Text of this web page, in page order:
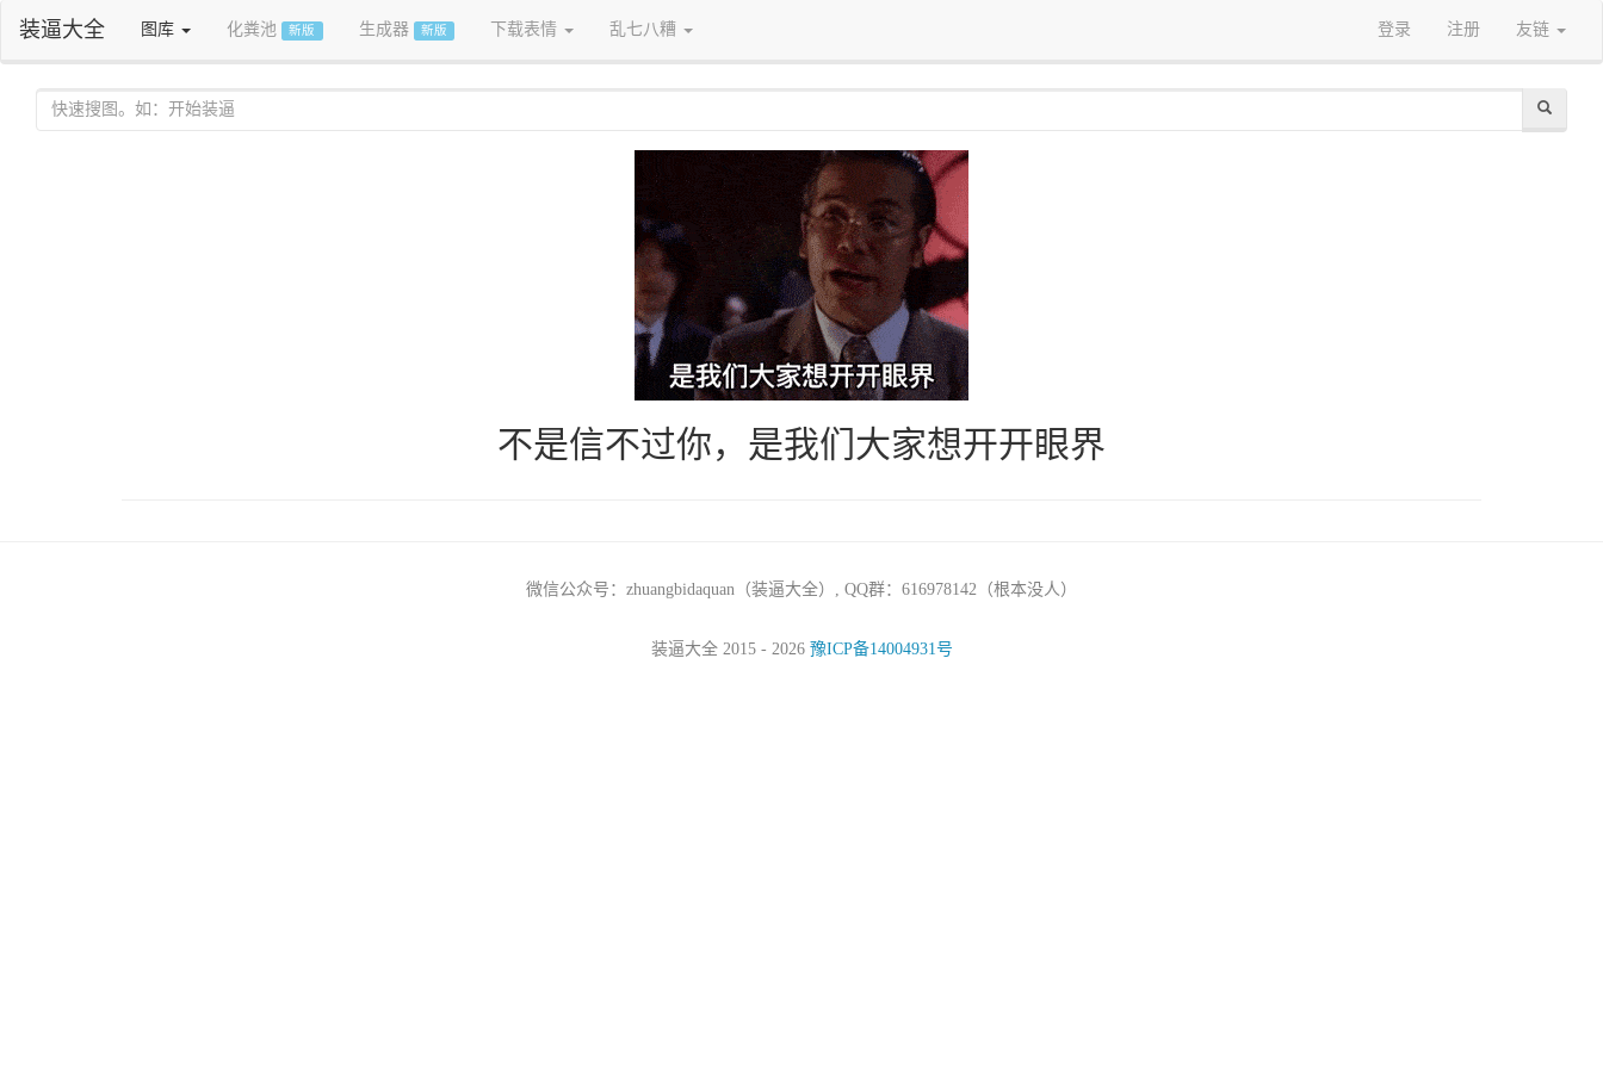
装逼大全 图库 化粪池 新版 生成器 新版 下载表情 乱七八糟 登录 注册 友链
不是信不过你，是我们大家想开开眼界
微信公众号：zhuangbidaquan（装逼大全）, QQ群：616978142（根本没人）
装逼大全 2015 - 2026 豫ICP备14004931号